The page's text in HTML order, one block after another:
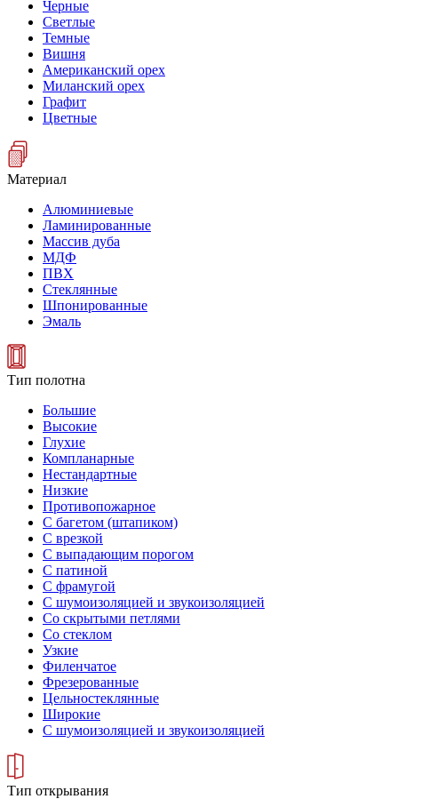
Черные
Светлые
Темные
Вишня
Американский орех
Миланский орех
Графит
Цветные
Материал
Алюминиевые
Ламинированные
Массив дуба
МДФ
ПВХ
Стеклянные
Шпонированные
Эмаль
Тип полотна
Большие
Высокие
Глухие
Компланарные
Нестандартные
Низкие
Противопожарное
С багетом (штапиком)
С врезкой
С выпадающим порогом
С патиной
С фрамугой
С шумоизоляцией и звукоизоляцией
Со скрытыми петлями
Со стеклом
Узкие
Филенчатое
Фрезерованные
Цельностеклянные
Широкие
С шумоизоляцией и звукоизоляцией
Тип открывания